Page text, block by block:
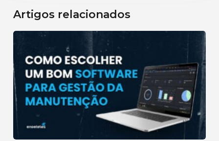
Artigos relacionados